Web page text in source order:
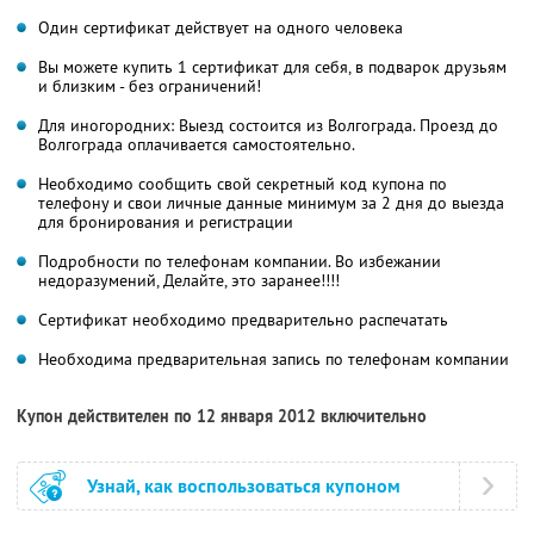
Один сертификат действует на одного человека
Вы можете купить 1 сертификат для себя, в подварок друзьям
и близким - без ограничений!
Для иногородних: Выезд состоится из Волгограда. Проезд до
Волгограда оплачивается самостоятельно.
Необходимо сообщить свой секретный код купона по
телефону и свои личные данные минимум за 2 дня до выезда
для бронирования и регистрации
Подробности по телефонам компании. Во избежании
недоразумений, Делайте, это заранее!!!!
Сертификат необходимо предварительно распечатать
Необходима предварительная запись по телефонам компании
Купон действителен по 12 января 2012 включительно
Узнай, как воспользоваться купоном